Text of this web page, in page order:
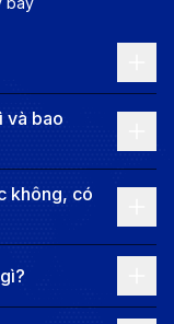
khách dễ dàng
đảo quốc.
, hành khách dễ
hành hàng
chuyến bay
nhộn nhịp. Khởi
hành khách
và bao
không, có